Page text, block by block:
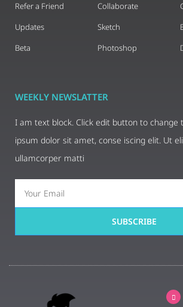
Refer a Friend
Updates
Beta
Collaborate
Sketch
Photoshop
WEEKLY NEWSLATTER
I am text block. Click edit button to change
ipsum dolor sit amet, conse iscing elit. Ut
ullamcorper matti
SUBSCRIBE